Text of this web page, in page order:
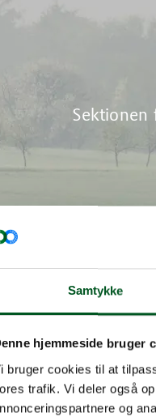
Samtykke
hjemmeside bruger
bruger cookies til at
trafik. Vi deler også
og
Sektionen
for
og